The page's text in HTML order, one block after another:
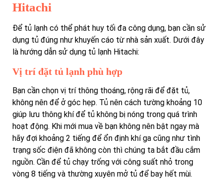
Hitachi
Để tủ lạnh có thể phát huy tối đa công dụng, bạn cần sử
dụng tủ đúng như khuyến cáo từ nhà sản xuất. Dưới đây
là hướng dẫn sử dụng tủ lạnh Hitachi:
Vị trí đặt tủ lạnh phù hợp
Bạn cần chọn vị trí thông thoáng, rộng rãi để đặt tủ,
không nên để ở góc hẹp. Tủ nên cách tường khoảng 10
giúp lưu thông khí để tủ không bị nóng trong quá trình
hoạt động. Khi mới mua về bạn không nên bật ngay mà
hãy đợi khoảng 2 tiếng để ổn định khí ga cũng như tình
trạng sốc điện đã không còn thì chúng ta bắt đầu cắm
nguồn. Cần để tủ chạy trống với công suất nhỏ trong
vòng 8 tiếng và thường xuyên mở tủ để bay hết mùi.